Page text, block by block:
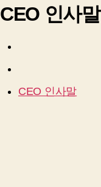
CEO 인사말
CEO 인사말